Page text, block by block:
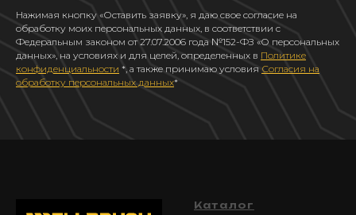
Нажимая кнопку «Оставить заявку», я даю свое согласие на
обработку моих персональных данных, в соответствии с
Федеральным законом от 27.07.2006 года №152-ФЗ «О персональных
данных», на условиях и для целей, определенных в Политике
конфиденциальности *, а также принимаю условия Согласия на
обработку персональных данных*
Каталог